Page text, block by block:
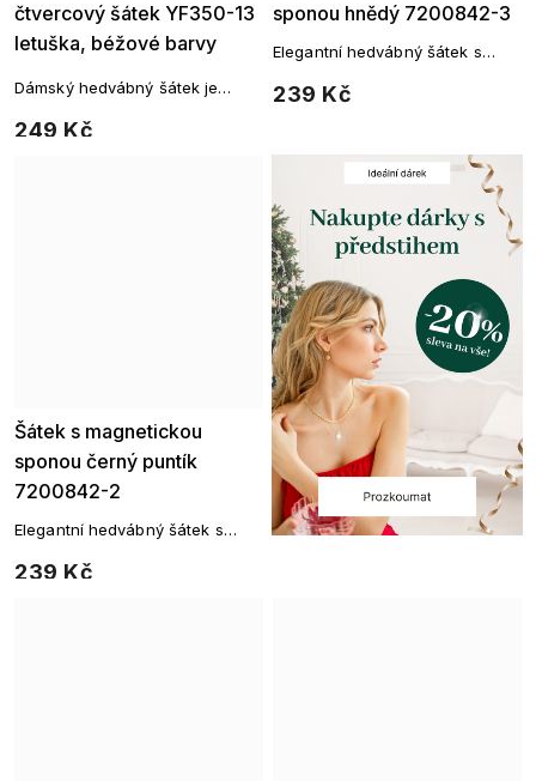
čtvercový šátek YF350-13
letuška, béžové barvy
249 Kč
Dámský hedvábný šátek je
ho uvázat kolem krku na mnoho
sponou hnědý 7200842-3
239 Kč
Elegantní hedvábný šátek s
geometrický vzor
Šátek s magnetickou
sponou černý puntík
7200842-2
239 Kč
Elegantní hedvábný šátek s
puntíkový design